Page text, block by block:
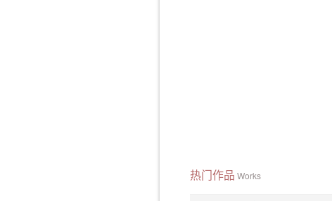
热门作品 Works